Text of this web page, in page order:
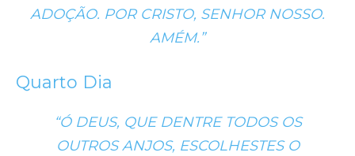
ADOÇÃO. POR CRISTO, SENHOR NOSSO.
AMÉM.”
Quarto Dia
“Ó DEUS, QUE DENTRE TODOS OS
OUTROS ANJOS, ESCOLHESTES O